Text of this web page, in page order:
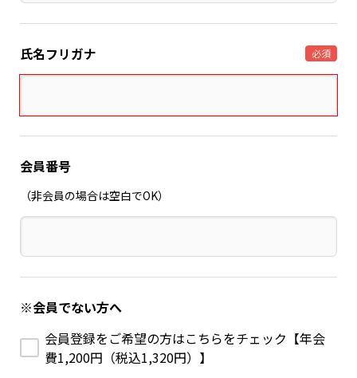
氏名フリガナ 必須
会員番号
（非会員の場合は空白でOK）
※会員でない方へ
会員登録をご希望の方はこちらをチェック【年会
費1,200円（税込1,320円）】